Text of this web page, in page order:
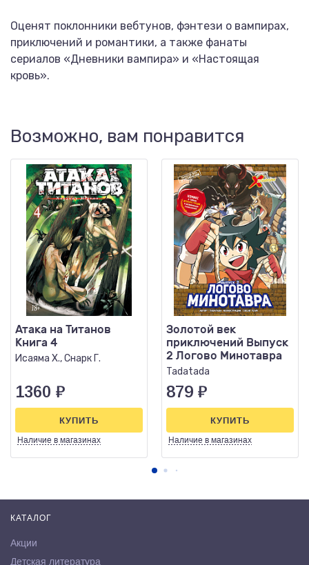
Оценят поклонники вебтунов, фэнтези о вампирах,
приключений и романтики, а также фанаты
сериалов «Дневники вампира» и «Настоящая
кровь».
Возможно, вам понравится
Атака на Титанов
Книга 4
Исаяма Х., Снарк Г.
1360 ₽
Наличие в магазинах
КУПИТЬ
Золотой век
приключений Выпуск
2 Логово Минотавра
Tadatada
879 ₽
Наличие в магазинах
КУПИТЬ
КАТАЛОГ
Акции
Детская литература